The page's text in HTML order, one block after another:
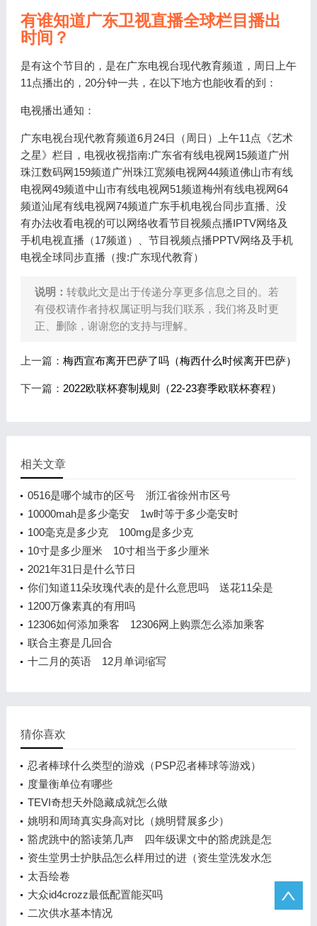
有谁知道广东卫视直播全球栏目播出
时间？
是有这个节目的，是在广东电视台现代教育频道，周日上午
11点播出的，20分钟一共，在以下地方也能收看的到：
电视播出通知：
广东电视台现代教育频道6月24日（周日）上午11点《艺术
之星》栏目，电视收视指南:广东省有线电视网15频道广州
珠江数码网159频道广州珠江宽频电视网44频道佛山市有线
电视网49频道中山市有线电视网51频道梅州有线电视网64
频道汕尾有线电视网74频道广东手机电视台同步直播、没
有办法收看电视的可以网络收看节目视频点播IPTV网络及
手机电视直播（17频道）、节目视频点播PPTV网络及手机
电视全球同步直播（搜:广东现代教育）
说明： 转载此文是出于传递分享更多信息之目的。若
有侵权请作者持权属证明与我们联系，我们将及时更
正、删除，谢谢您的支持与理解。
上一篇： 梅西宣布离开巴萨了吗（梅西什么时候离开巴萨）
下一篇： 2022欧联杯赛制规则（22-23赛季欧联杯赛程）
相关文章
0516是哪个城市的区号 浙江省徐州市区号
10000mah是多少毫安 1w时等于多少毫安时
100毫克是多少克 100mg是多少克
10寸是多少厘米 10寸相当于多少厘米
2021年31日是什么节日
你们知道11朵玫瑰代表的是什么意思吗 送花11朵是
什么含义
1200万像素真的有用吗
12306如何添加乘客 12306网上购票怎么添加乘客
联合主赛是几回合
十二月的英语 12月单词缩写
猜你喜欢
忍者棒球什么类型的游戏（PSP忍者棒球等游戏）
度量衡单位有哪些
TEVI奇想天外隐藏成就怎么做
姚明和周琦真实身高对比（姚明臂展多少）
豁虎跳中的豁读第几声 四年级课文中的豁虎跳是怎
样跳的
资生堂男士护肤品怎么样用过的进（资生堂洗发水怎
么样）
太吾绘卷
大众id4crozz最低配置能买吗
二次供水基本情况